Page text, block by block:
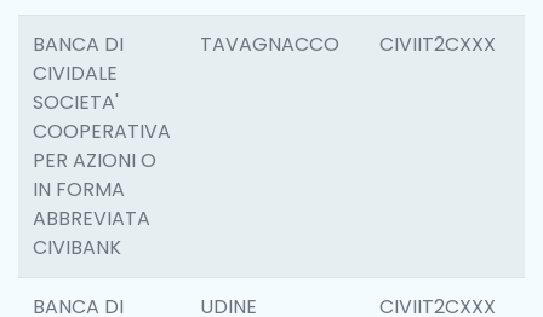
BANCA DI
CIVIDALE
SOCIETA'
COOPERATIVA
PER AZIONI O
IN FORMA
ABBREVIATA
CIVIBANK
TAVAGNACCO CIVIIT2CXXX
BANCA DI UDINE CIVIIT2CXXX